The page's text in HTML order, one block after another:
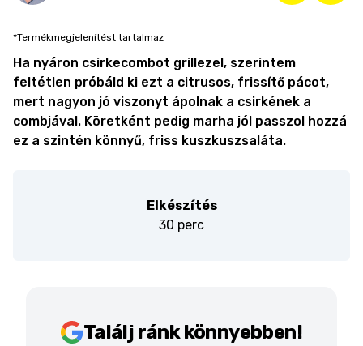
*Termékmegjelenítést tartalmaz
Ha nyáron csirkecombot grillezel, szerintem
feltétlen próbáld ki ezt a citrusos, frissítő pácot,
mert nagyon jó viszonyt ápolnak a csirkének a
combjával. Köretként pedig marha jól passzol hozzá
ez a szintén könnyű, friss kuszkuszsaláta.
Elkészítés
30 perc
Találj ránk könnyebben!